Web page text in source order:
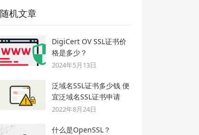
随机文章
DigiCert OV SSL证书价
格是多少？
2024年5月13日
泛域名SSL证书多少钱 便
宜泛域名SSL证书申请
2022年8月24日
什么是OpenSSL？